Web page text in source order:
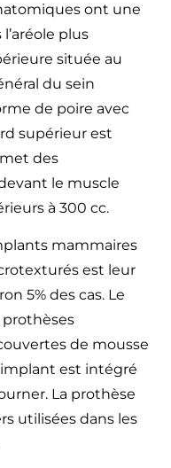
ont une
plus
située au
du sein
de poire avec
supérieur est
des
le muscle
à 300 cc.
mammaires
est leur
5% des cas. Le
prothèses
de mousse
est intégré
La prothèse
utilisées dans les